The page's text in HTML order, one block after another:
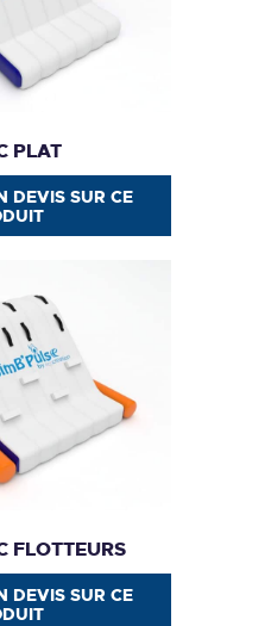
PLAT
DEVIS SUR CE
FLOTTEURS
DEVIS SUR CE